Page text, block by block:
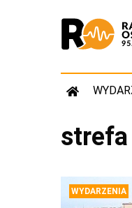
strefa
WYDARZENIA